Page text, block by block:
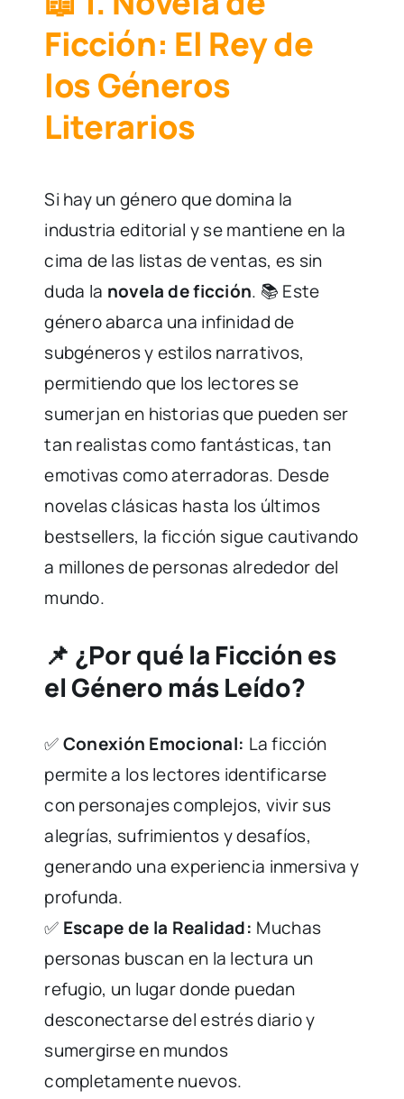
Ficción: El Rey de
los Géneros
Literarios
Si hay un género que domina la
industria editorial y se mantiene en la
cima de las listas de ventas, es sin
duda la novela de ficción. 📚 Este
género abarca una infinidad de
subgéneros y estilos narrativos,
permitiendo que los lectores se
sumerjan en historias que pueden ser
tan realistas como fantásticas, tan
emotivas como aterradoras. Desde
novelas clásicas hasta los últimos
bestsellers, la ficción sigue cautivando
a millones de personas alrededor del
mundo.
📌 ¿Por qué la Ficción es
el Género más Leído?
✅Conexión Emocional: La ficción
permite a los lectores identificarse
con personajes complejos, vivir sus
alegrías, sufrimientos y desafíos,
generando una experiencia inmersiva y
profunda.
✅ Escape de la Realidad: Muchas
personas buscan en la lectura un
refugio, un lugar donde puedan
desconectarse del estrés diario y
sumergirse en mundos
completamente nuevos.